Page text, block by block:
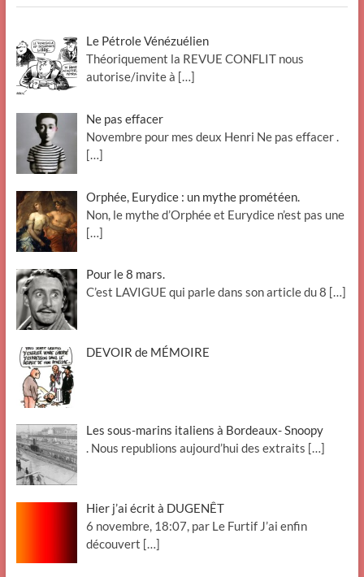
Le Pétrole Vénézuélien
Théoriquement la REVUE CONFLIT nous
autorise/invite à […]
Ne pas effacer
Novembre pour mes deux Henri Ne pas effacer .
[…]
Orphée, Eurydice : un mythe prométéen.
Non, le mythe d’Orphée et Eurydice n’est pas une
[…]
Pour le 8 mars.
C’est LAVIGUE qui parle dans son article du 8 […]
DEVOIR de MÉMOIRE
Les sous-marins italiens à Bordeaux- Snoopy
. Nous republions aujourd’hui des extraits […]
Hier j’ai écrit à DUGENÊT
6 novembre, 18:07, par Le Furtif J’ai enfin
découvert […]